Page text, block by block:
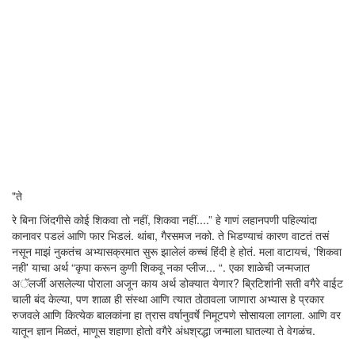
"ते
रे बिना जिंदगीसे कोई शिकवा तो नहीं, शिकवा नहीं....” हे गाणं लहानपणी पहिल्यांदा
कानावर पडलं आणि फार भिडलं. थांबा, गैरसमज नको. ते भिडण्याचं कारण वाटतं तसं
नसून माझं नुकतंच अभ्यासक्रमात सुरू झालेलं कच्चं हिंदी हे होतं. मला वाटायचं, 'शिकवा
नही' याचा अर्थ “कृपा करून कुणी शिकवू नका प्लीज... “. एका शाळेची जन्मजात
अॅलर्जी असलेल्या पोराला अजून काय अर्थ डोक्यात येणार? ब्रिटिशांनी सती वगैरे वाईट
चाली बंद केल्या, पण शाळा ही संस्था आणि त्यात ठोठावला जाणारा अभ्यास हे प्रकार
रुजवले आणि कित्येक बालकांना हा त्रास वर्षानुवर्षे निमूटपणे सोसायला लागला. आणि वर
यातून ज्ञान मिळतं, माणूस शहाणा होतो वगैरे अंधश्रद्धा जन्माला घातल्या ते वेगळंच.